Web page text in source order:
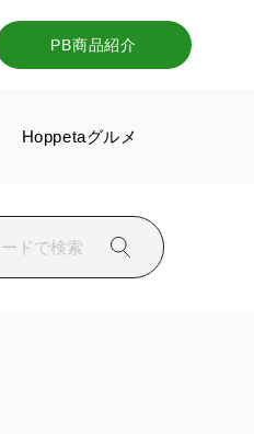
PB商品紹介
Hoppetaグルメ